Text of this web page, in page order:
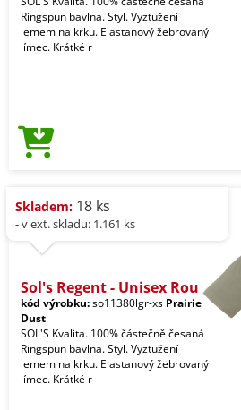
Ringspun bavlna. Styl. Vyztužení
lemem na krku. Elastanový žebrovaný
límec. Krátké r
Skladem: 18 ks
- v ext. skladu: 1.161 ks
Sol's Regent - Unisex Rou
kód výrobku:so11380lgr-xs Prairie
Dust
SOL'S Kvalita. 100% částečně česaná
Ringspun bavlna. Styl. Vyztužení
lemem na krku. Elastanový žebrovaný
límec. Krátké r